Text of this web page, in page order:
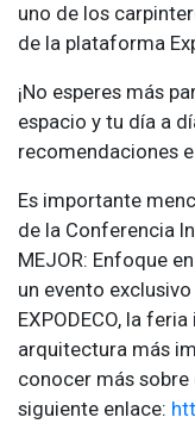
uno de los
de la plataforma
¡No esperes más
espacio y tu día a
recomendaciones
Es importante
de la Conferencia
MEJOR: Enfoque
un evento
EXPODECO, la
arquitectura más
conocer más
siguiente enlace: